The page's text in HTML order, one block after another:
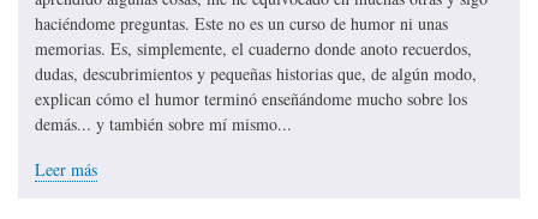
haciéndome preguntas. Este no es un curso de humor ni unas
memorias. Es, simplemente, el cuaderno donde anoto recuerdos,
dudas, descubrimientos y pequeñas historias que, de algún modo,
explican cómo el humor terminó enseñándome mucho sobre los
demás... y también sobre mí mismo...
Leer más